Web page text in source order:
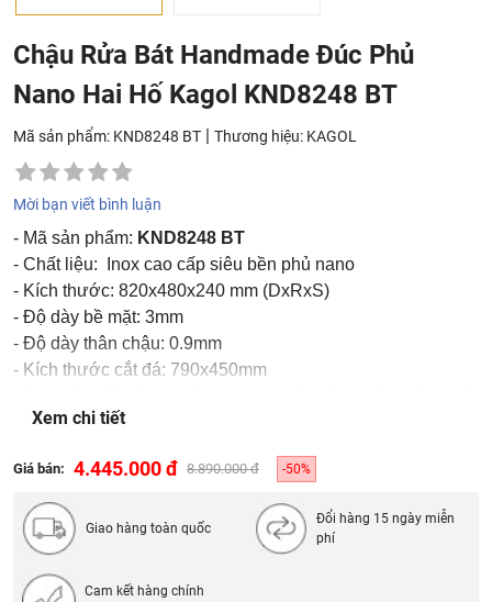
Chậu Rửa Bát Handmade Đúc Phủ
Nano Hai Hố Kagol KND8248 BT
Mã sản phẩm: KND8248 BT | Thương hiệu: KAGOL
Mời bạn viết bình luận
- Mã sản phẩm: KND8248 BT
- Chất liệu: Inox cao cấp siêu bền phủ nano
- Kích thước: 820x480x240 mm (DxRxS)
- Độ dày bề mặt: 3mm
- Độ dày thân chậu: 0.9mm
- Kích thước cắt đá: 790x450mm
nước tốt
Xem chi tiết
Giá bán: 4.445.000 đ 8.890.000 đ -50%
Giao hàng toàn quốc
Đổi hàng 15 ngày miễn
phí
Cam kết hàng chính